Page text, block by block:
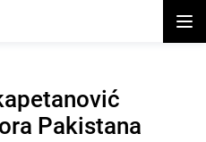
Pakistana